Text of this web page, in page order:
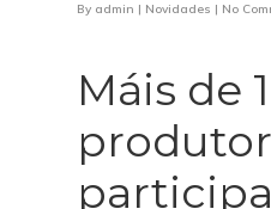
By admin | Novidades | No
Máis de